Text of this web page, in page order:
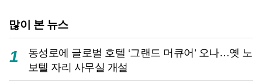
많이 본 뉴스
1
동성로에 글로벌 호텔 ‘그랜드 머큐어’ 오나…옛 노
보텔 자리 사무실 개설